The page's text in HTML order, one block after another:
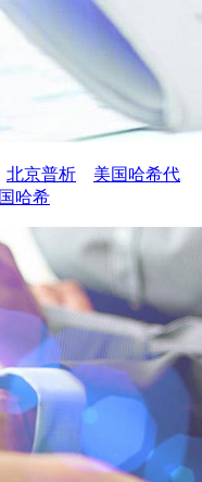
北京普析
美国哈希代
哈希